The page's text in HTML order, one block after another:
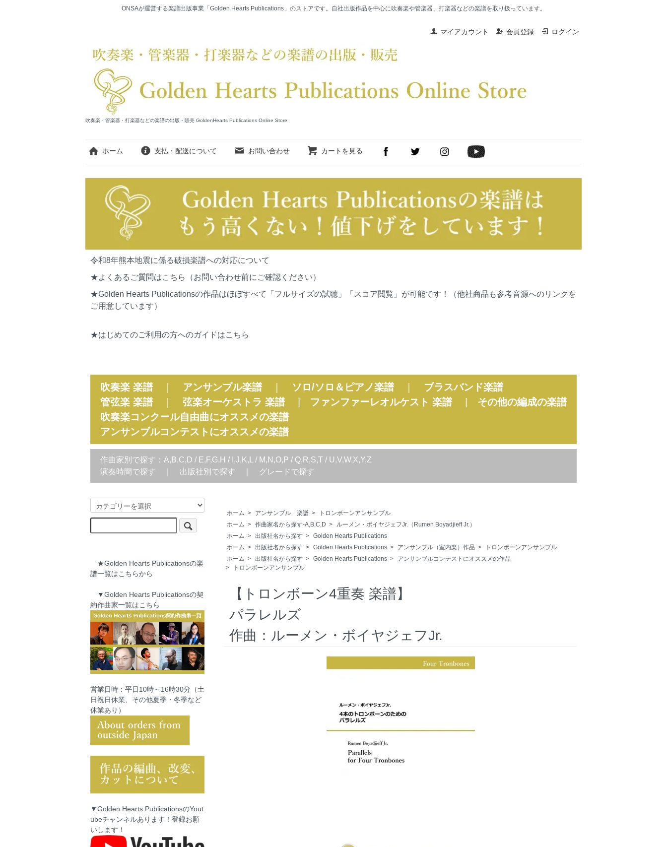
ONSAが運営する楽譜出版事業「Golden Hearts Publications」のストアです。自社出版作品を中心に吹奏楽や管楽器、打楽器などの楽譜を取り扱っています。
マイアカウント 会員登録 ログイン
吹奏楽・管楽器・打楽器などの楽譜の出版・販売 GoldenHearts Publications Online Store
ホーム 支払・配送について お問い合わせ カートを見る
令和8年熊本地震に係る破損楽譜への対応について
★よくあるご質問はこちら（お問い合わせ前にご確認ください）
★Golden Hearts Publicationsの作品はほぼすべて「フルサイズの試聴」「スコア閲覧」が可能です！（他社商品も参考音源へのリンクを
ご用意しています）
★はじめてのご利用の方へのガイドはこちら
吹奏楽 楽譜｜ アンサンブル楽譜｜ ソロ/ソロ＆ピアノ楽譜｜ ブラスバンド楽譜
管弦楽 楽譜｜ 弦楽オーケストラ 楽譜| ファンファーレオルケスト 楽譜| その他の編成の楽譜
吹奏楽コンクール自由曲にオススメの楽譜
アンサンブルコンテストにオススメの楽譜
作曲家別で探す： A,B,C,D / E,F,G,H / I,J,K,L / M,N,O,P / Q,R,S,T / U,V,W,X,Y,Z
演奏時間で探す
出版社別で探す グレードで探す
ホーム > アンサンブル 楽譜 >
トロンボーンアンサンブル
ホーム > 作曲家名から探す-A,B,C,D >
ルーメン・ボイヤジェフJr.（Rumen Boyadjieff Jr.）
ホーム > 出版社名から探す > Golden Hearts Publications
ホーム > 出版社名から探す > Golden Hearts Publications > アンサンブル（室内楽）作品 >
トロンボーンアンサンブル
ホーム > 出版社名から探す > Golden Hearts Publications >
アンサンブルコンテストにオススメの作品
>
トロンボーンアンサンブル
【トロンボーン4重奏 楽譜】
パラレルズ
作曲：ルーメン・ボイヤジェフJr.
★Golden Hearts Publicationsの楽
譜一覧はこちらから
▼Golden Hearts Publicationsの契
約作曲家一覧はこちら
営業日時：平日10時～16時30分（土
日祝日休業、その他夏季・冬季など
休業あり）
▼Golden Hearts PublicationsのYout
ubeチャンネルあります！登録お願
いします！